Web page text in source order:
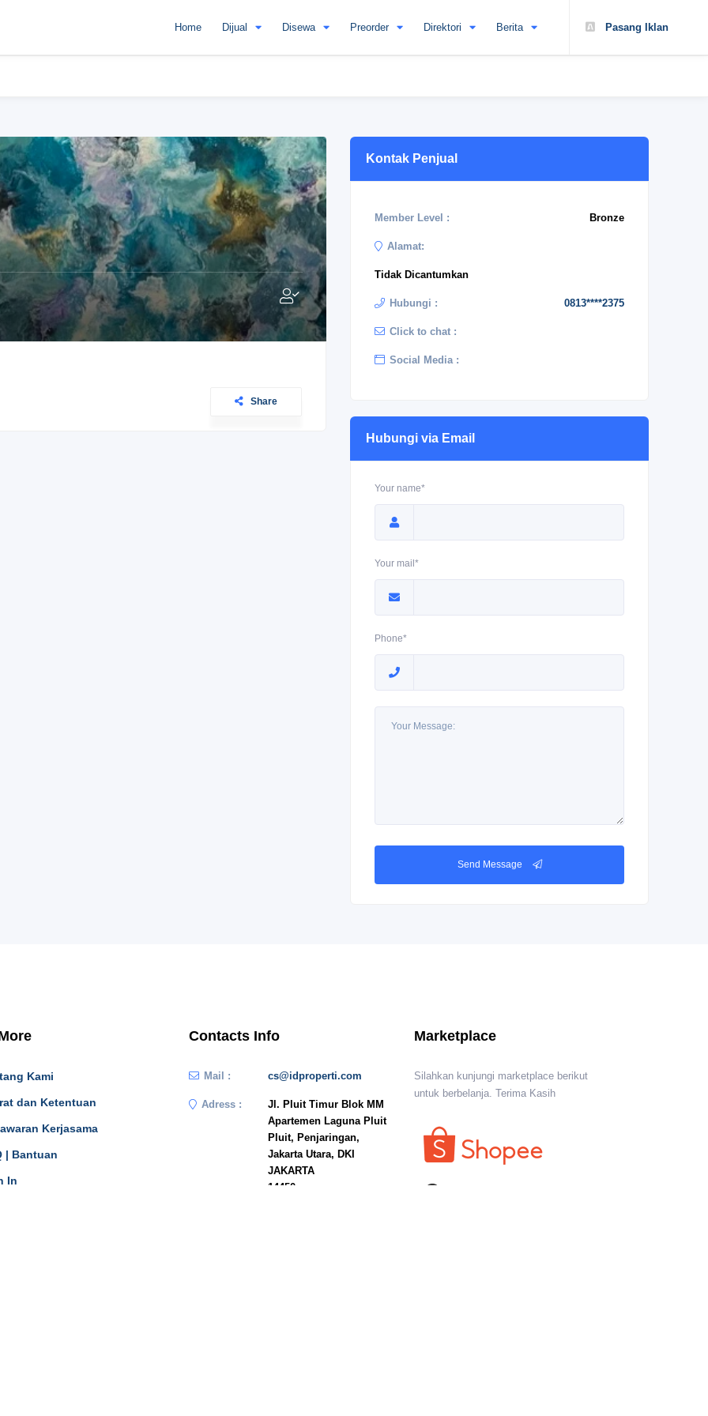
Pasang Iklan
Home Dijual Disewa Preorder Direktori Berita
Share
Kontak Penjual
Member Level : Bronze
Alamat:
Tidak Dicantumkan
Hubungi : 0813****2375
Click to chat :
Social Media :
Hubungi via Email
Your name*
Your mail*
Phone*
Send Message
Kami
dan Ketentuan
Kerjasama
| Bantuan
In
Contacts Info
Mail : cs@idproperti.com
Adress :
Jl. Pluit Timur Blok MM
Apartemen Laguna Pluit
Pluit, Penjaringan,
Jakarta Utara, DKI
JAKARTA
14450
Marketplace
Silahkan kunjungi marketplace berikut
untuk berbelanja. Terima Kasih